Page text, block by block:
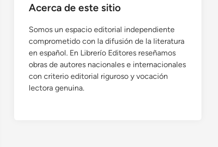
Acerca de este sitio
Somos un espacio editorial independiente
comprometido con la difusión de la literatura
en español. En Librerío Editores reseñamos
obras de autores nacionales e internacionales
con criterio editorial riguroso y vocación
lectora genuina.